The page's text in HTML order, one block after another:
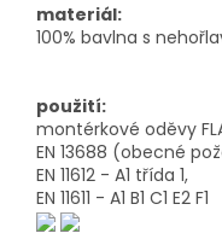
materiál:
100% bavlna s
použití:
montérkové oděvy
EN 13688 (obecné
EN 11612 - A1 třída 1,
EN 11611 - A1 B1 C1 E2 F1